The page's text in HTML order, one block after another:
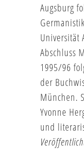
Augsburg
Universität
Abschluss
1995/96
der
München.
Yvonne
und